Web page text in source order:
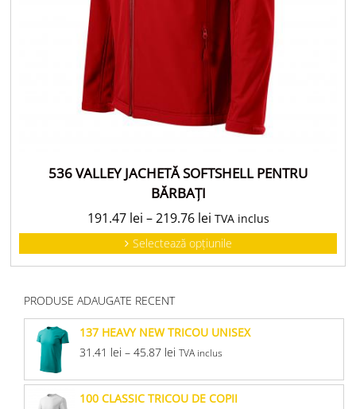
536 VALLEY JACHETĂ SOFTSHELL PENTRU
BĂRBAŢI
191.47 lei –219.76 lei TVA inclus
Selectează opțiunile
PRODUSE ADAUGATE RECENT
137 HEAVY NEW TRICOU UNISEX
31.41 lei – 45.87 lei TVA inclus
100 CLASSIC TRICOU DE COPII